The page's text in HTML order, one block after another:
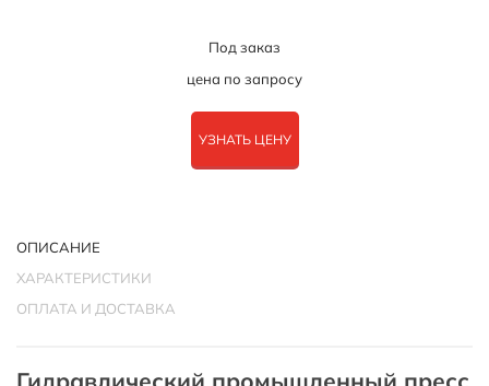
Под заказ
цена по запросу
УЗНАТЬ ЦЕНУ
ОПИСАНИЕ
ХАРАКТЕРИСТИКИ
ОПЛАТА И ДОСТАВКА